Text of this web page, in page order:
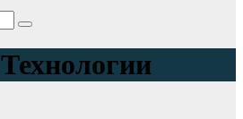
Технологии